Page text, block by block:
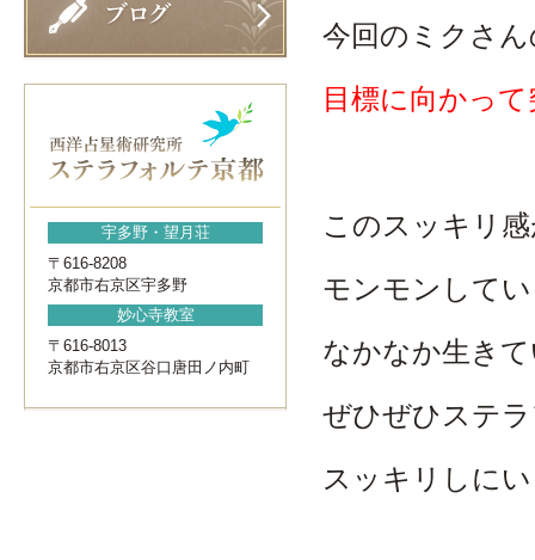
宇多野・望月荘
〒616-8208
京都市右京区宇多野
妙心寺教室
〒616-8013
京都市右京区谷口唐田ノ内町
今回のミクさ
目標に向かっ
このスッキリ
モンモンして
なかなか生き
ぜひぜひステ
スッキリしに